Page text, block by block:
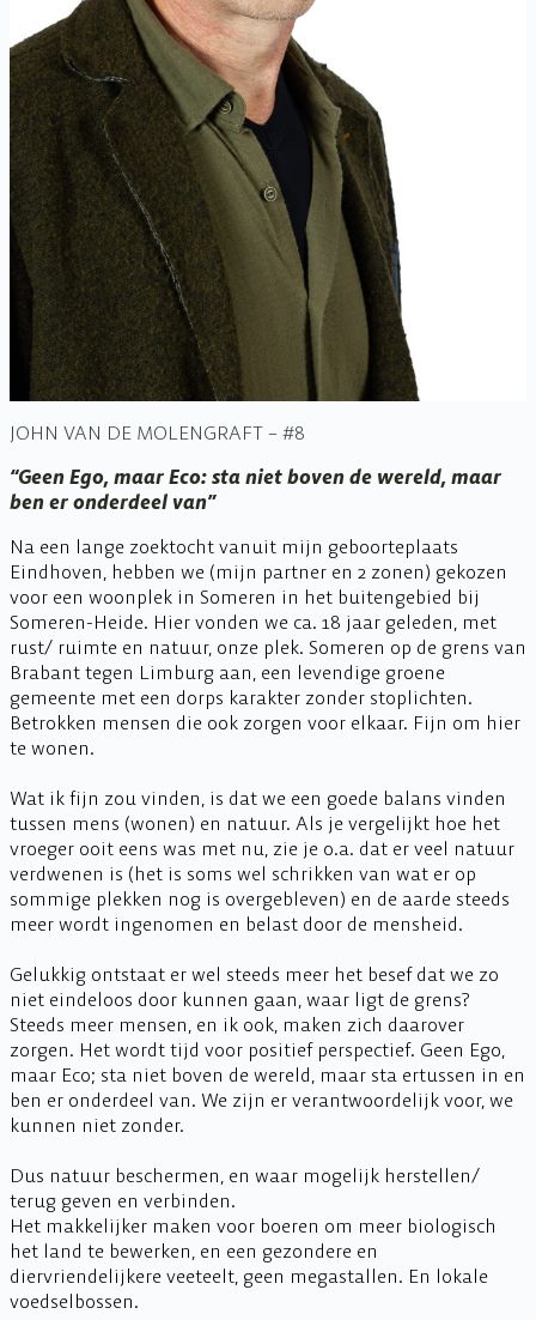
JOHN VAN DE MOLENGRAFT – #8
“Geen Ego, maar Eco: sta niet boven de wereld, maar
ben er onderdeel van”
Na een lange zoektocht vanuit mijn geboorteplaats
Eindhoven, hebben we (mijn partner en 2 zonen) gekozen
voor een woonplek in Someren in het buitengebied bij
Someren-Heide. Hier vonden we ca. 18 jaar geleden, met
rust/ ruimte en natuur, onze plek. Someren op de grens van
Brabant tegen Limburg aan, een levendige groene
gemeente met een dorps karakter zonder stoplichten.
Betrokken mensen die ook zorgen voor elkaar. Fijn om hier
te wonen.
Wat ik fijn zou vinden, is dat we een goede balans vinden
tussen mens (wonen) en natuur. Als je vergelijkt hoe het
vroeger ooit eens was met nu, zie je o.a. dat er veel natuur
verdwenen is (het is soms wel schrikken van wat er op
sommige plekken nog is overgebleven) en de aarde steeds
meer wordt ingenomen en belast door de mensheid.
Gelukkig ontstaat er wel steeds meer het besef dat we zo
niet eindeloos door kunnen gaan, waar ligt de grens?
Steeds meer mensen, en ik ook, maken zich daarover
zorgen. Het wordt tijd voor positief perspectief. Geen Ego,
maar Eco; sta niet boven de wereld, maar sta ertussen in en
ben er onderdeel van. We zijn er verantwoordelijk voor, we
kunnen niet zonder.
Dus natuur beschermen, en waar mogelijk herstellen/
terug geven en verbinden.
Het makkelijker maken voor boeren om meer biologisch
het land te bewerken, en een gezondere en
diervriendelijkere veeteelt, geen megastallen. En lokale
voedselbossen.